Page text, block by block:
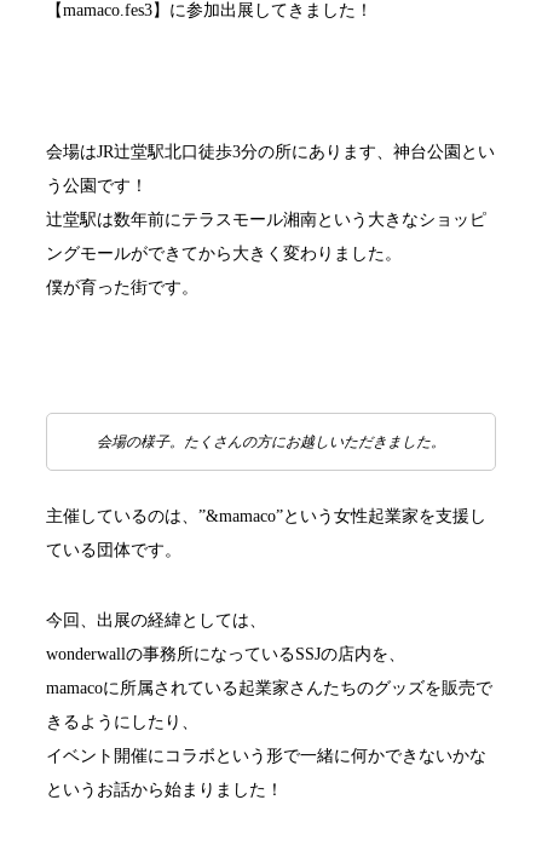
【mamaco.fes3】に参加出展してきました！
会場はJR辻堂駅北口徒歩3分の所にあります、神台公園とい
う公園です！
辻堂駅は数年前にテラスモール湘南という大きなショッピ
ングモールができてから大きく変わりました。
僕が育った街です。
会場の様子。たくさんの方にお越しいただきました。
主催しているのは、”&mamaco”という女性起業家を支援し
ている団体です。
今回、出展の経緯としては、
wonderwallの事務所になっているSSJの店内を、
mamacoに所属されている起業家さんたちのグッズを販売で
きるようにしたり、
イベント開催にコラボという形で一緒に何かできないかな
というお話から始まりました！